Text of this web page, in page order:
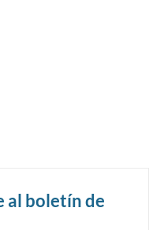
al boletín de